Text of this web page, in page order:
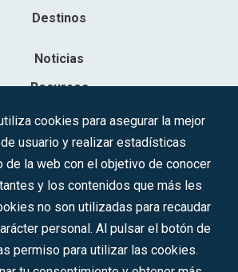
Destinos
Noticias
Recursos
Contacto
para la Gestión de la Innovación y las
Madrid, T, 12593, Se. 8, F. 129, H. 201.307.
C.I.F.: A-81/874.984
en redes sociales:
cookies para asegurar la mejor
usuario y realizar estadísticas
de la web con el objetivo de conocer
y los contenidos que más les
no son utilizadas para recaudar
personal. Al pulsar el botón de
permiso para utilizar las cookies.